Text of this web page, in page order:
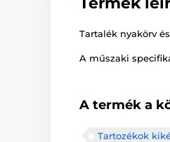
Tartalék nyakörv
A műszaki
A termék a
Tartozékok